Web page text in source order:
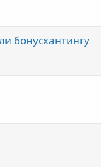
бонусхантингу